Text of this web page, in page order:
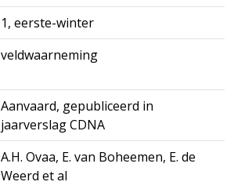
1, eerste-winter
veldwaarneming
Aanvaard, gepubliceerd in
jaarverslag CDNA
A.H. Ovaa, E. van Boheemen, E. de
Weerd et al